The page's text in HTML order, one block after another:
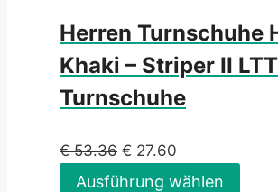
Herren Turnschuhe
Khaki – Striper II
Turnschuhe
€53.36 € 27.60
Ausführung wählen